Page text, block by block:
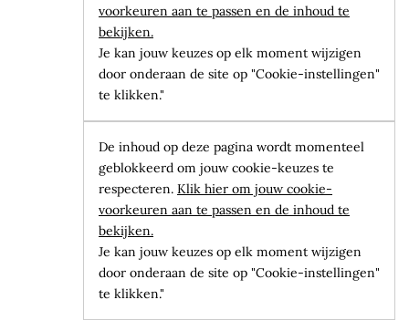
voorkeuren aan te passen en de inhoud te
bekijken.
Je kan jouw keuzes op elk moment wijzigen
door onderaan de site op "Cookie-instellingen"
te klikken."
De inhoud op deze pagina wordt momenteel
geblokkeerd om jouw cookie-keuzes te
respecteren. Klik hier om jouw cookie-
voorkeuren aan te passen en de inhoud te
bekijken.
Je kan jouw keuzes op elk moment wijzigen
door onderaan de site op "Cookie-instellingen"
te klikken."